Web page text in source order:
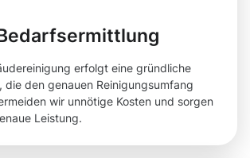
erfolgt eine gründliche
die den genauen Reinigungsumfang
wir unnötige Kosten und sorgen
Leistung.